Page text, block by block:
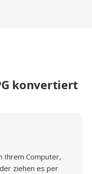
konvertiert
Ihrem Computer,
ziehen es per